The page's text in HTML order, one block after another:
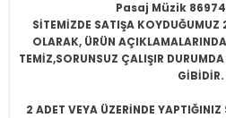
Pasaj Müzik
SİTEMİZDE SATIŞA KOYDUĞUMUZ
OLARAK, ÜRÜN
TEMİZ,SORUNSUZ ÇALIŞIR
GİBİDİR.
2 ADET VEYA ÜZERİNDE